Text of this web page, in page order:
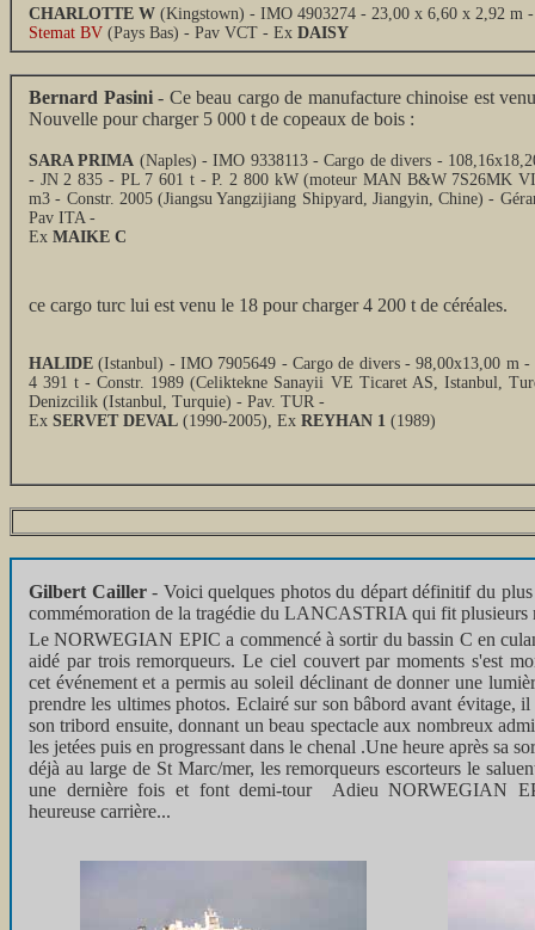
CHARLOTTE W (Kingstown) - IMO 4903274 - 23,00 x 6,60 x 2,92 m
Stemat BV (Pays Bas) - Pav VCT - Ex DAISY
Bernard Pasini- Ce beau cargo de manufacture chinoise est
Nouvelle pour charger 5 000 t de copeaux de bois :
SARA PRIMA (Naples) - IMO 9338113 - Cargo de divers -
- JN 2 835 - PL 7 601 t - P. 2 800 kW (moteur MAN B&W 7S26MK
m3 - Constr. 2005 (Jiangsu Yangzijiang Shipyard, Jiangyin, Chine) -
Pav ITA -
Ex MAIKE C
ce cargo turc lui est venu le 18 pour charger 4 200 t de céréales.
HALIDE (Istanbul) - IMO 7905649 - Cargo de divers - 98,00x13,00 m
4 391 t - Constr. 1989 (Celiktekne Sanayii VE Ticaret AS, Istanbul,
Denizcilik (Istanbul, Turquie) - Pav. TUR -
Ex SERVET DEVAL (1990-2005), Ex REYHAN 1 (1989)
Gilbert Cailler- Voici quelques photos du départ définitif du plus
commémoration de la tragédie du LANCASTRIA qui fit plusieurs
Le NORWEGIAN EPIC a commencé à sortir du bassin C en
aidé par trois remorqueurs. Le ciel couvert par moments s'est
cet événement et a permis au soleil déclinant de donner une
prendre les ultimes photos. Eclairé sur son bâbord avant évitage,
son tribord ensuite, donnant un beau spectacle aux nombreux
les jetées puis en progressant dans le chenal .Une heure après sa
déjà au large de St Marc/mer, les remorqueurs escorteurs le
une dernière fois et font demi-tour Adieu NORWEGIAN
heureuse carrière...